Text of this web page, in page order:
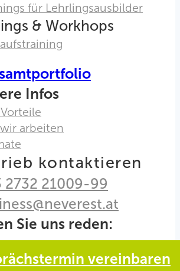
für Lehrlingsausbilder
& Workhops
Infos
arbeiten
kontaktieren
2732 21009-99
Sie uns reden:
vereinbaren